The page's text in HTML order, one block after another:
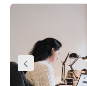
the offices in the
Saint Michael and
workplaces are
third floor and are